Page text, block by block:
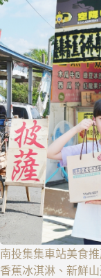
南投集集車站美食
香蕉冰淇淋、新鮮